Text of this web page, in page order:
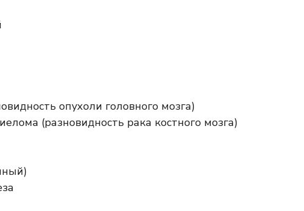
опухоли головного мозга)
(разновидность рака костного мозга)